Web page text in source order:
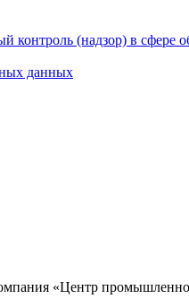
контроль (надзор) в сфере
данных
«Центр